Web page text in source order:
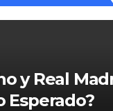
y Real
Esperado?